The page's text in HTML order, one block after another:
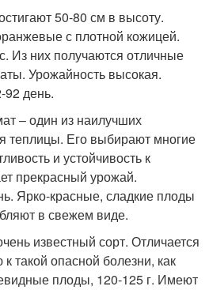
50-80 см в высоту.
с плотной кожицей.
Из них получаются отличные
Урожайность высокая.
92 день.
– один из наилучших
теплицы. Его выбирают многие
и устойчивость к
прекрасный урожай.
Ярко-красные, сладкие плоды
в свежем виде.
известный сорт. Отличается
такой опасной болезни, как
плоды, 120-125 г. Имеют